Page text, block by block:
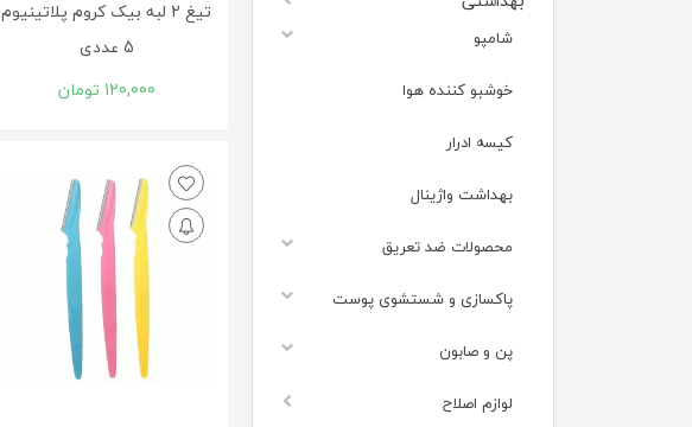
شامپو
خوشبو کننده هوا
کیسه ادرار
بهداشت واژینال
محصولات ضد تعریق
پاکسازی و شستشوی پوست
پن و صابون
لوازم اصلاح
تیغ 2 لبه بیک کروم پلاتینیوم
5 عددی
120,000 تومان